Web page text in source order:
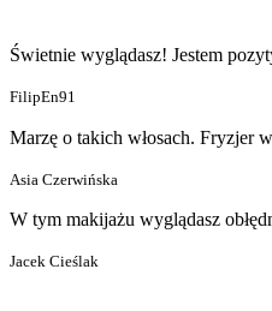
Świetnie wyglądasz! Jestem
FilipEn91
Marzę o takich włosach. Fryzjer
Asia Czerwińska
W tym makijażu wyglądasz
Jacek Cieślak